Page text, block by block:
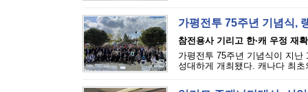
가평전투 75주년 기념식,
참전용사 기리고 한·캐 우정 재
가평전투 75주년 기념식이 지
성대하게 개최됐다. 캐나다 최